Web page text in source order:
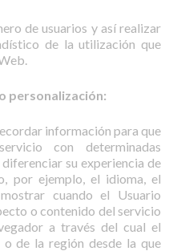
de usuarios y así realizar
de la utilización que
personalización:
información para que
con determinadas
su experiencia de
por ejemplo, el idioma, el
cuando el Usuario
o contenido del servicio
a través del cual el
de la región desde la que